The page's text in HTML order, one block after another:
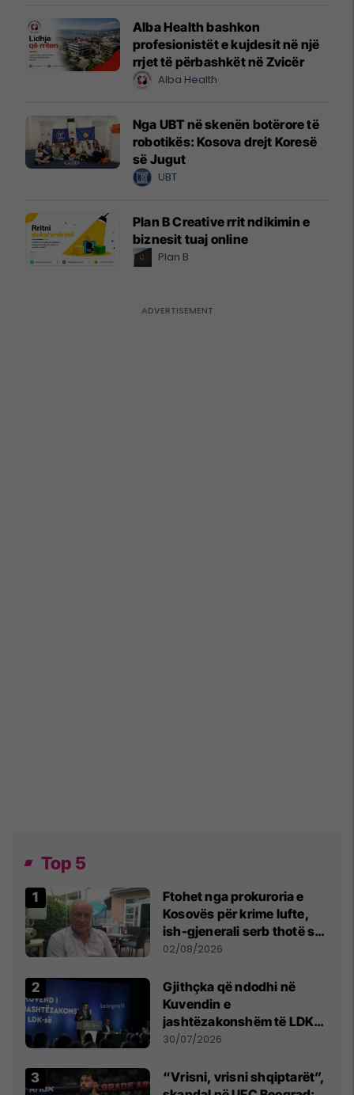
Alba Health bashkon
profesionistët e kujdesit në një
rrjet të përbashkët në Zvicër
Alba Health
Nga UBT në skenën botërore të
robotikës: Kosova drejt Koresë
së Jugut
UBT
Plan B Creative rrit ndikimin e
biznesit tuaj online
Plan B
Top 5
Ftohet nga prokuroria e
Kosovës për krime lufte,
ish-gjenerali serb thotë se
dikush e tradhtoi në
02/08/2026
Gjithçka që ndodhi në
Kuvendin e
jashtëzakonshëm të LDK-
së
30/07/2026
“Vrisni, vrisni shqiptarët”,